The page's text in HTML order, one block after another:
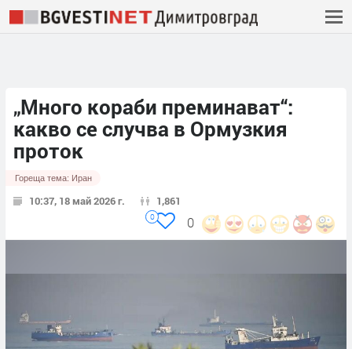
„Много кораби преминават“:
какво се случва в Ормузкия
проток
Гореща тема: Иран
10:37, 18 май 2026 г. 1,861
0
0